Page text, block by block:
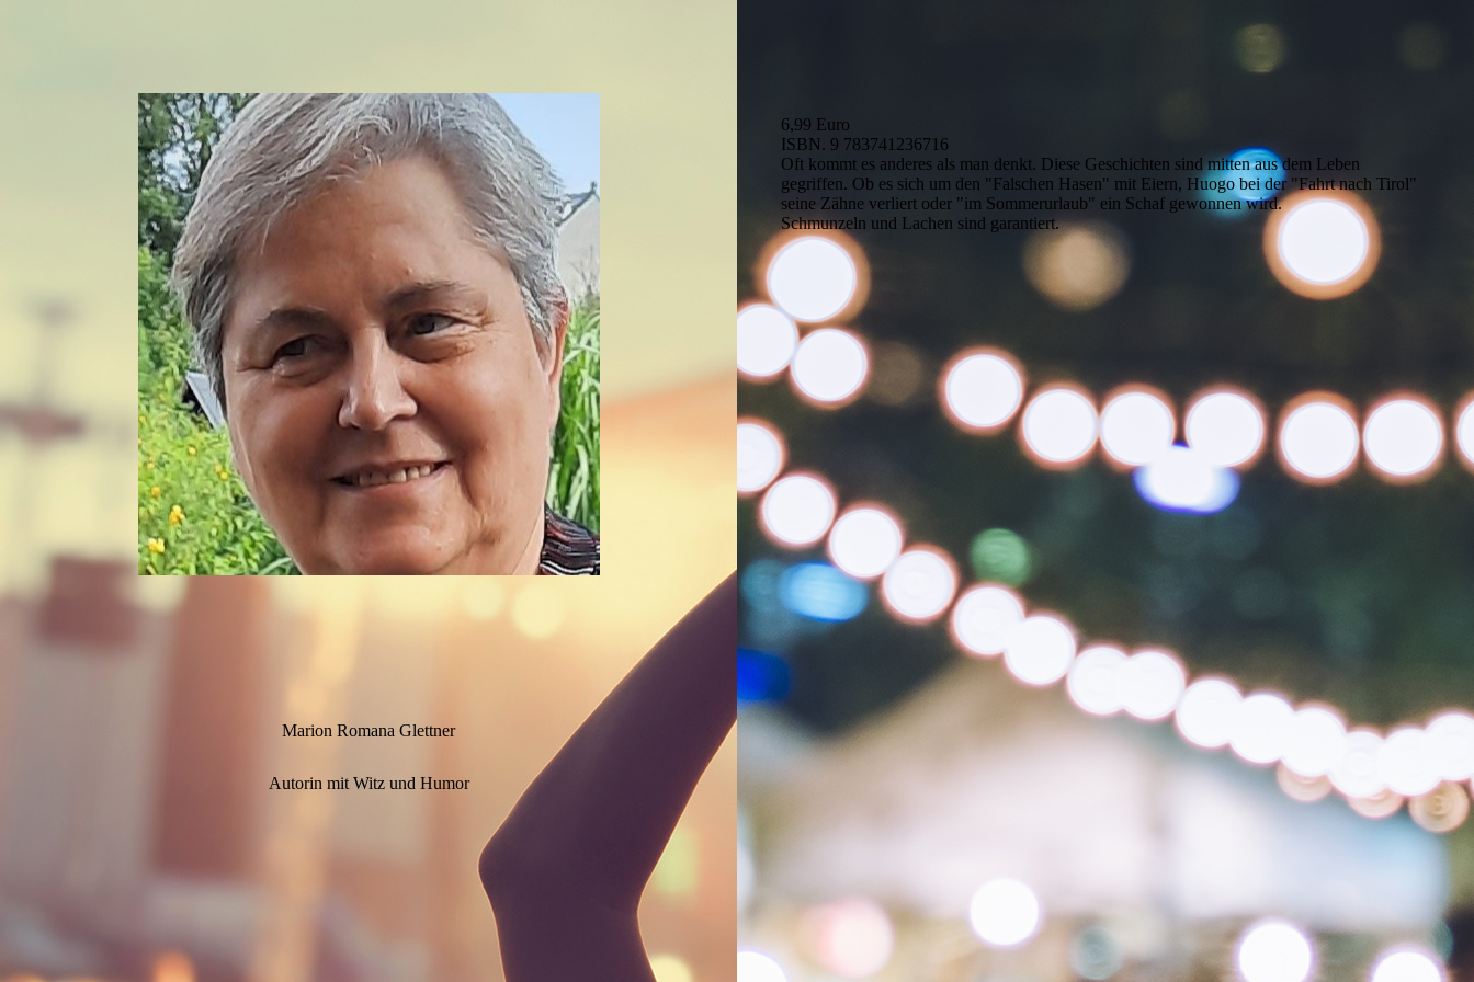
Marion Romana Glettner
Autorin mit Witz und Humor
6,99 Euro
ISBN. 9 783741236716
Oft kommt es anderes als man denkt. Diese Geschichten sind mitten aus dem Leben
gegriffen. Ob es sich um den "Falschen Hasen" mit Eiern, Huogo bei der "Fahrt nach Tirol"
seine Zähne verliert oder "im Sommerurlaub" ein Schaf gewonnen wird.
Schmunzeln und Lachen sind garantiert.